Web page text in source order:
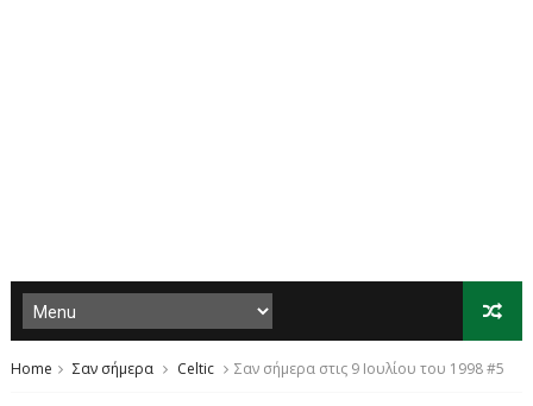
Home Σαν σήμερα Celtic Σαν σήμερα στις 9 Ιουλίου του 1998 #5